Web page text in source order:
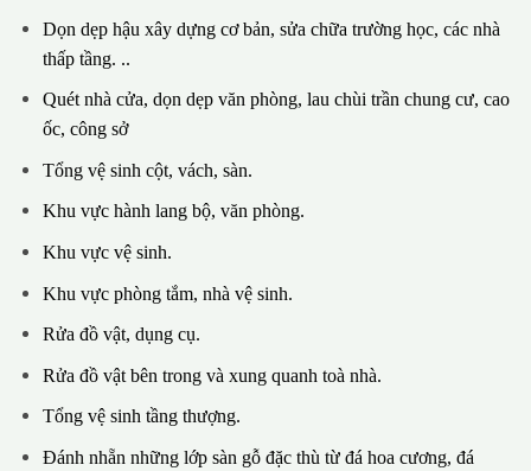
Dọn dẹp hậu xây dựng cơ bản, sửa chữa trường học, các nhà
thấp tầng. ..
Quét nhà cửa, dọn dẹp văn phòng, lau chùi trần chung cư, cao
ốc, công sở
Tổng vệ sinh cột, vách, sàn.
Khu vực hành lang bộ, văn phòng.
Khu vực vệ sinh.
Khu vực phòng tắm, nhà vệ sinh.
Rửa đồ vật, dụng cụ.
Rửa đồ vật bên trong và xung quanh toà nhà.
Tổng vệ sinh tầng thượng.
Đánh nhẵn những lớp sàn gỗ đặc thù từ đá hoa cương, đá